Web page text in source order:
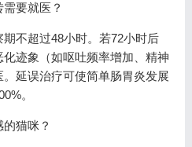
要就医？
不超过48小时。若72小时后
迹象（如呕吐频率增加、精神
延误治疗可使简单肠胃炎发展
。
猫咪？